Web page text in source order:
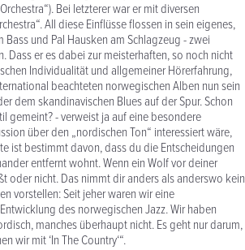
Bei letzterer war er mit diversen
All diese Einflüsse flossen in sein eigenes,
und Pal Hausken am Schlagzeug - zwei
er es dabei zur meisterhaften, so noch nicht
Individualität und allgemeiner Hörerfahrung,
beachteten norwegischen Alben nun sein
dem skandinavischen Blues auf der Spur. Schon
gemeint? - verweist ja auf eine besondere
über den „nordischen Ton“ interessiert wäre,
ist bestimmt davon, dass du die Entscheidungen
entfernt wohnt. Wenn ein Wolf vor deiner
oder nicht. Das nimmt dir anders als anderswo kein
vorstellen: Seit jeher waren wir eine
des norwegischen Jazz. Wir haben
manches überhaupt nicht. Es geht nur darum,
wir mit ‘In The Country‘“.